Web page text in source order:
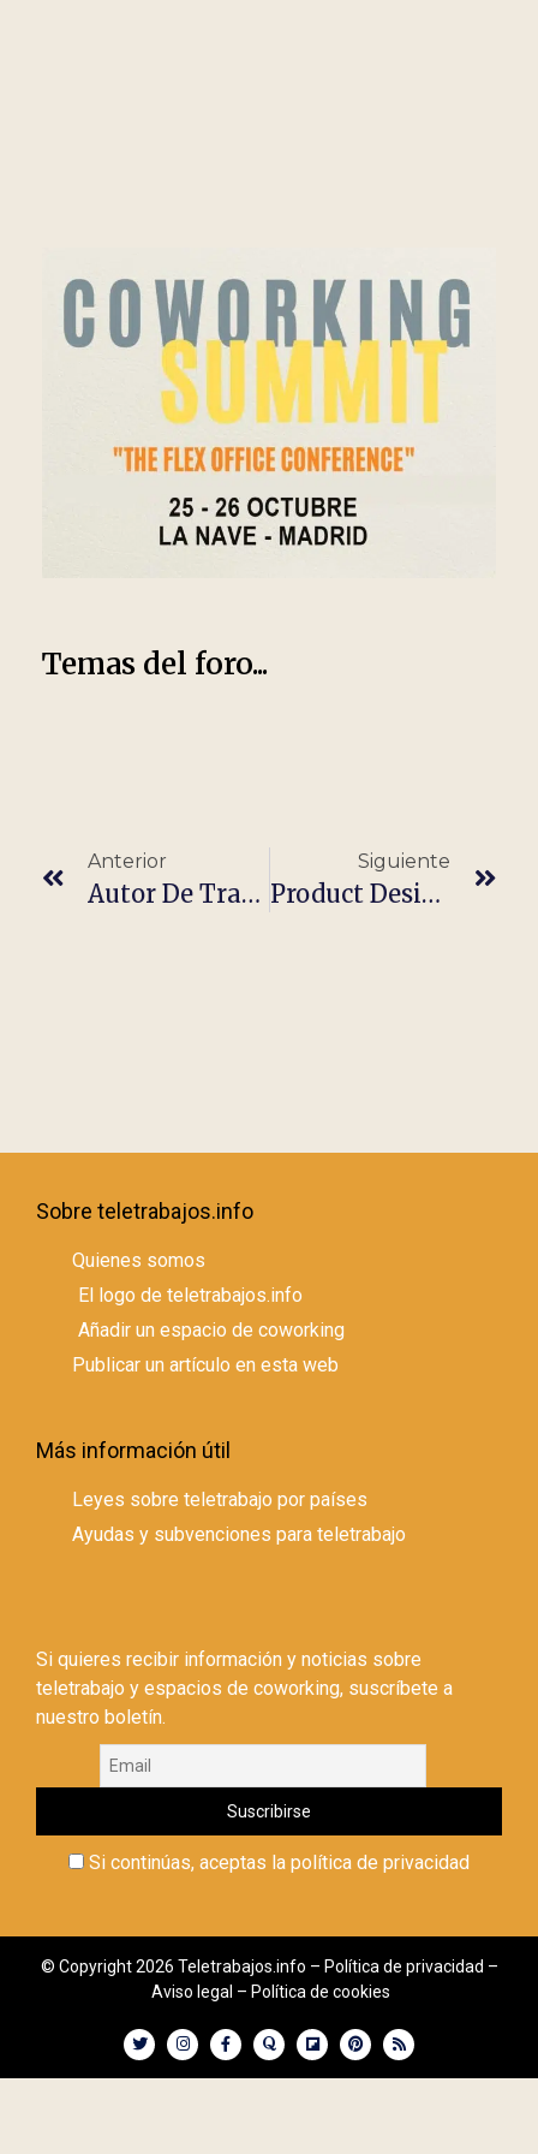
Temas del foro...
Anterior
Autor De Trabajos Académicos (Relaciones Internacionales)
Siguiente
Product Designer
Sobre teletrabajos.info
Quienes somos
El logo de teletrabajos.info
Añadir un espacio de coworking
Publicar un artículo en esta web
Más información útil
Leyes sobre teletrabajo por países
Ayudas y subvenciones para teletrabajo
Si quieres recibir información y noticias sobre
teletrabajo y espacios de coworking, suscríbete a
nuestro boletín.
Si continúas, aceptas la política de privacidad
© Copyright 2026 Teletrabajos.info – Política de privacidad –
Aviso legal – Política de cookies